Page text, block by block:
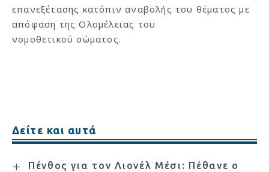
επανεξέτασης κατόπιν αναβολής του θέματος με
απόφαση της Ολομέλειας του
νομοθετικού σώματος.
Δείτε και αυτά
Πένθος για τον Λιονέλ Μέσι: Πέθανε ο